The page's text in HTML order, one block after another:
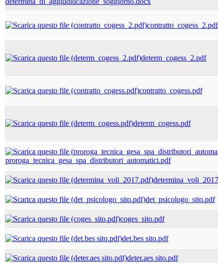
contratto_cogess_2.pdf
determ_cogess_2.pdf
contratto_cogess.pdf
determ_cogess.pdf
proroga_tecnica_gesa_spa_distributori_automatici.pdf
det_psicologo_sito.pdf
coges_sito.pdf
det.bes sito.pdf
deter.aes sito.pdf